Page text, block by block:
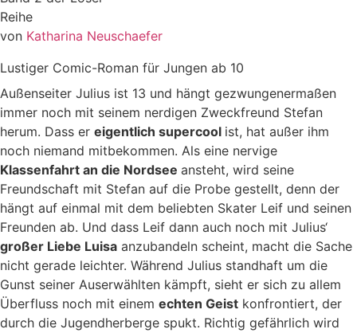
von Katharina Neuschaefer
Lustiger Comic-Roman für Jungen ab 10
Außenseiter Julius ist 13 und hängt gezwungenermaßen
immer noch mit seinem nerdigen Zweckfreund Stefan
herum. Dass er eigentlich supercool ist, hat außer ihm
noch niemand mitbekommen. Als eine nervige
Klassenfahrt an die Nordsee ansteht, wird seine
Freundschaft mit Stefan auf die Probe gestellt, denn der
hängt auf einmal mit dem beliebten Skater Leif und seinen
Freunden ab. Und dass Leif dann auch noch mit Julius‘
großer Liebe Luisa anzubandeln scheint, macht die Sache
nicht gerade leichter. Während Julius standhaft um die
Gunst seiner Auserwählten kämpft, sieht er sich zu allem
Überfluss noch mit einem echten Geist konfrontiert, der
durch die Jugendherberge spukt. Richtig gefährlich wird